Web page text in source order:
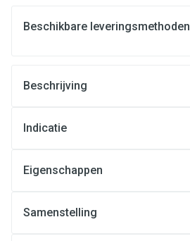
Beschikbare leveringsmethoden
Beschrijving
Indicatie
Eigenschappen
Samenstelling